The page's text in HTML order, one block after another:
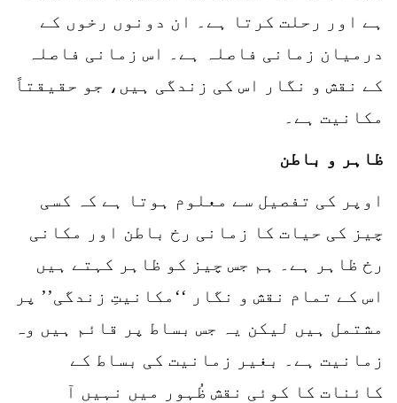
ہے اور رحلت کرتا ہے۔ ان دونوں رخوں کے
درمیان زمانی فاصلہ ہے۔ اس زمانی فاصلہ
کے نقش و نگار اس کی زندگی ہیں، جو حقیقتاً
مکانیت ہے۔
ظاہر و باطن
اوپر کی تفصیل سے معلوم ہوتا ہے کہ کسی
چیز کی حیات کا زمانی رخ باطن اور مکانی
رخ ظاہر ہے۔ ہم جس چیز کو ظاہر کہتے ہیں
اس کے تمام نقش و نگار ‘‘مکانیتِ زندگی’’ پر
مشتمل ہیں لیکن یہ جس بساط پر قائم ہیں وہ
زمانیت ہے۔ بغیر زمانیت کی بساط کے
کائنات کا کوئی نقش ظُہور میں نہیں آ